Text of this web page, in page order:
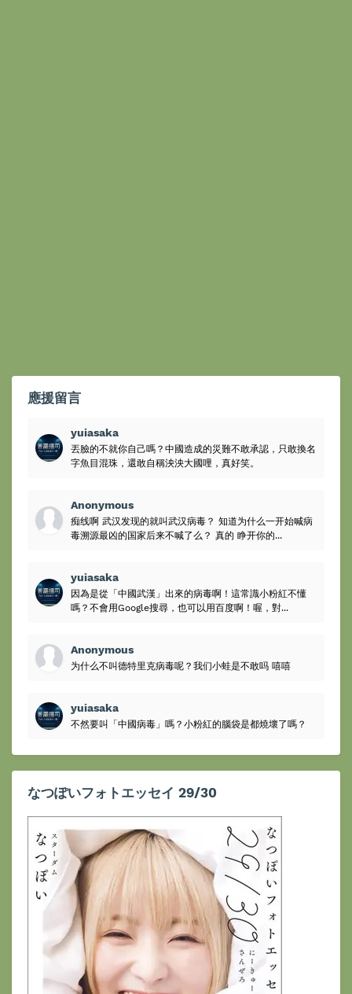
應援留言
yuiasaka
丟臉的不就你自己嗎？中國造成的災難不敢承認，只敢換名
字魚目混珠，還敢自稱泱泱大國哩，真好笑。
Anonymous
痴线啊 武汉发现的就叫武汉病毒？ 知道为什么一开始喊病
毒溯源最凶的国家后来不喊了么？ 真的 睁开你的...
yuiasaka
因為是從「中國武漢」出來的病毒啊！這常識小粉紅不懂
嗎？不會用Google搜尋，也可以用百度啊！喔，對...
Anonymous
为什么不叫德特里克病毒呢？我们小蛙是不敢吗 嘻嘻
yuiasaka
不然要叫「中國病毒」嗎？小粉紅的腦袋是都燒壞了嗎？
なつぽいフォトエッセイ 29/30